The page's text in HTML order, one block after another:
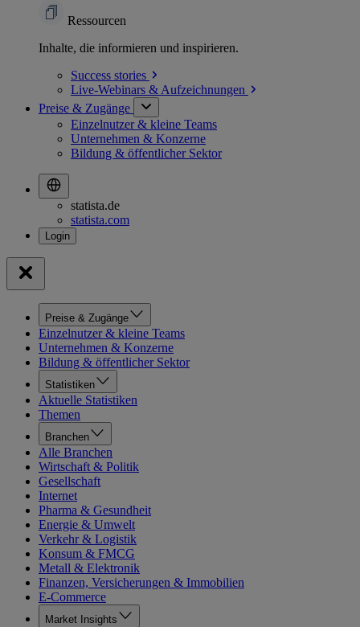
Ressourcen
Inhalte, die informieren und inspirieren.
Success stories
Live-Webinars & Aufzeichnungen
Preise & Zugänge
Einzelnutzer & kleine Teams
Unternehmen & Konzerne
Bildung & öffentlicher Sektor
statista.de
statista.com
Preise & Zugänge
Einzelnutzer & kleine Teams
Unternehmen & Konzerne
Bildung & öffentlicher Sektor
Statistiken
Aktuelle Statistiken
Themen
Branchen
Alle Branchen
Wirtschaft & Politik
Gesellschaft
Internet
Pharma & Gesundheit
Energie & Umwelt
Verkehr & Logistik
Konsum & FMCG
Metall & Elektronik
Finanzen, Versicherungen & Immobilien
E-Commerce
Market Insights